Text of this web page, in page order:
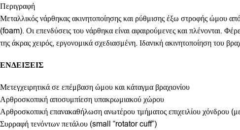
Περιγραφή
Μεταλλικός νάρθηκας ακινητοποίησης και ρύθμισης έξω στροφής ώμου
(foam). Οι επενδύσεις του νάρθηκα είναι αφαιρούμενες και πλένονται.
της άκρας χειρός, εργονομικά σχεδιασμένη. Ιδανική ακινητοποίηση του
ΕΝΔΕΙΞΕΙΣ
Μετεγχειρητικά σε επέμβαση ώμου και κάταγμα βραχιονίου
Αρθροσκοπική αποσυμπίεση υπακρωμιακού χώρου
Αρθροσκοπική επανακαθήλωση ανωτέρου τμήματος επιχειλίου χόνδρου
Συρραφή τενόντων πετάλου (small “rotator cuff”)